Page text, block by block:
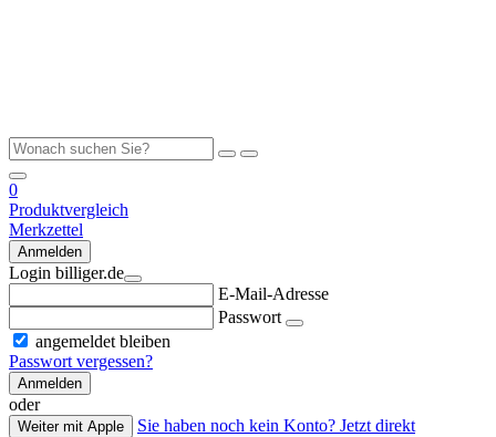
0
Produktvergleich
Merkzettel
Anmelden
Login billiger.de
E-Mail-Adresse
Passwort
angemeldet bleiben
Passwort vergessen?
Anmelden
oder
Weiter mit Apple
Sie haben noch kein Konto? Jetzt direkt